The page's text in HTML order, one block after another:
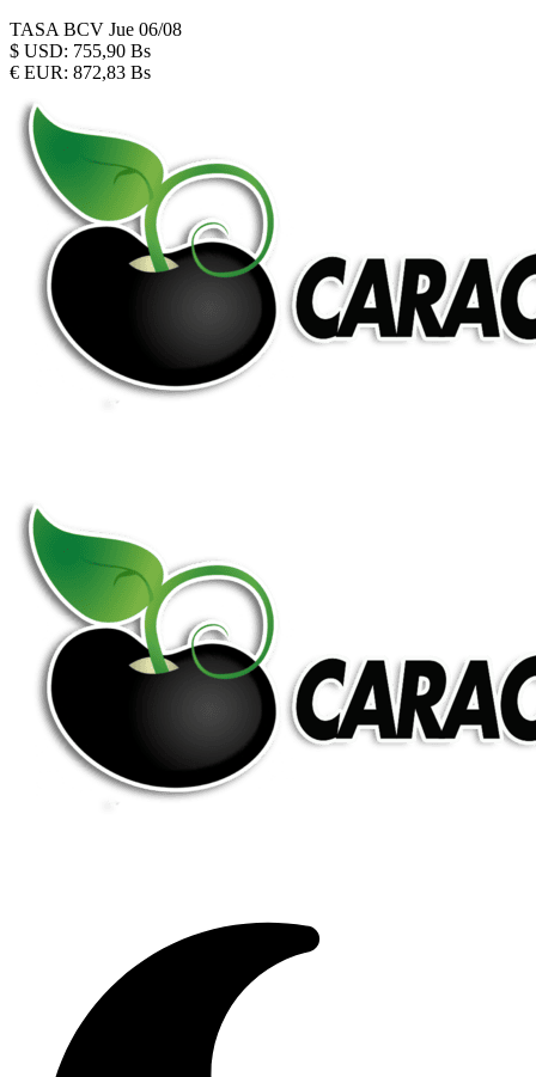
TASA BCV Jue 06/08
$ USD: 755,90 Bs
€ EUR: 872,83 Bs